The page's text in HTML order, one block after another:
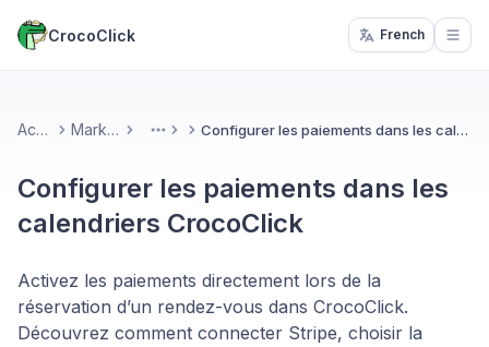
CrocoClick French
Accueil Marketing More Configurer les paiements dans les calendriers CrocoClick
Configurer les paiements dans les
calendriers CrocoClick
Activez les paiements directement lors de la
réservation d’un rendez-vous dans CrocoClick.
Découvrez comment connecter Stripe, choisir la